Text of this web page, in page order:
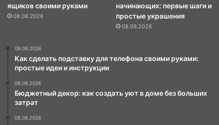
ящиков своими руками
08.08.2026
начинающих: первые шаги и
простые украшения
08.08.2026
08.08.2026
Как сделать подставку для телефона своими руками:
простые идеи и инструкции
08.08.2026
Бюджетный декор: как создать уют в доме без больших
затрат
08.08.2026